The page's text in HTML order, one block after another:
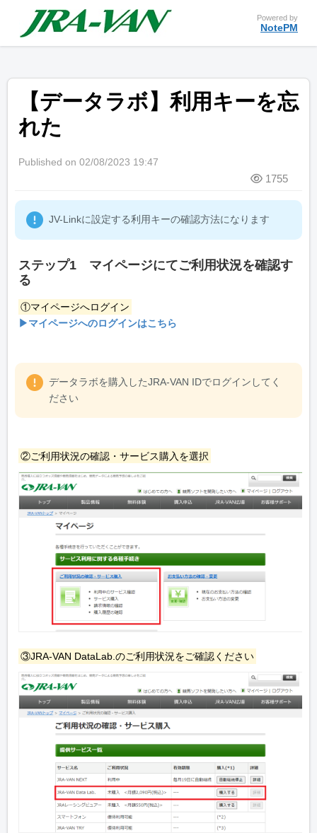
Powered by
NotePM
【データラボ】利用キーを忘
れた
Published on 02/08/2023 19:47
1755
JV-Linkに設定する利用キーの確認方法になります
ステップ1 マイページにてご利用状況を確認す
る
①マイページへログイン
▶マイページへのログインはこちら
データラボを購入したJRA-VAN IDでログインしてく
ださい
②ご利用状況の確認・サービス購入を選択
③JRA-VAN DataLab.のご利用状況をご確認ください